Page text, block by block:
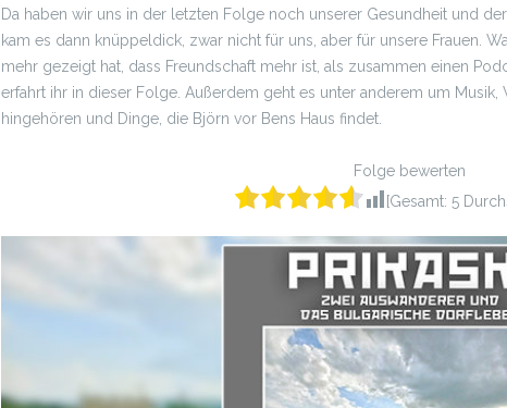
RSS FEED
LINK
EMBED
Da haben wir uns in der letzten Folge noch unserer Gesundheit und
kam es dann knüppeldick, zwar nicht für uns, aber für unsere Frauen.
mehr gezeigt hat, dass Freundschaft mehr ist, als zusammen einen
erfahrt ihr in dieser Folge. Außerdem geht es unter anderem um
hingehören und Dinge, die Björn vor Bens Haus findet.
Folge bewerten
[Gesamt: 5